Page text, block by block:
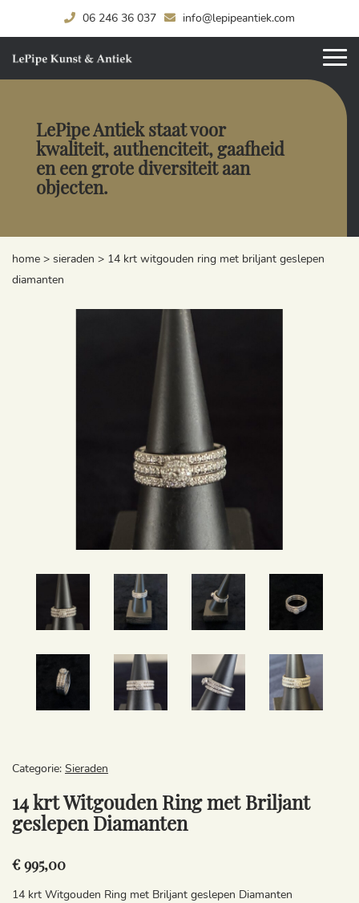
06 246 36 037 info@lepipeantiek.com
LePipe Antiek staat voor
kwaliteit, authenciteit, gaafheid
en een grote diversiteit aan
objecten.
home > sieraden > 14 krt witgouden ring met briljant geslepen
diamanten
Categorie: Sieraden
14 krt Witgouden Ring met Briljant
geslepen Diamanten
€ 995,00
14 krt Witgouden Ring met Briljant geslepen Diamanten